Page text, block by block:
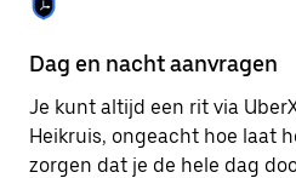
Dag en nacht aanvragen
Je kunt altijd een rit via
Heikruis, ongeacht hoe laat
zorgen dat je de hele dag